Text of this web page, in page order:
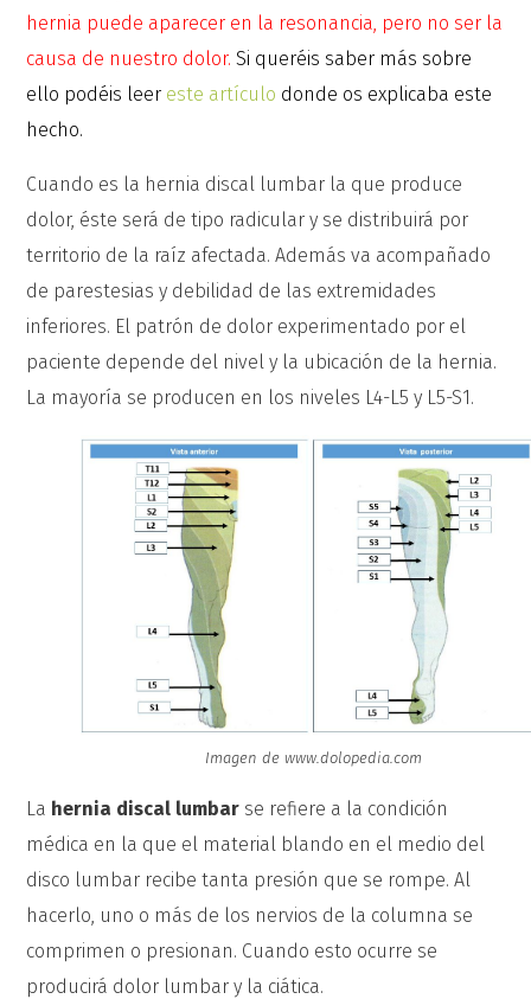
hernia puede aparecer en la resonancia, pero no ser la
causa de nuestro dolor. Si queréis saber más sobre
ello podéis leer este artículo donde os explicaba este
hecho.
Cuando es la hernia discal lumbar la que produce
dolor, éste será de tipo radicular y se distribuirá por
territorio de la raíz afectada. Además va acompañado
de parestesias y debilidad de las extremidades
inferiores. El patrón de dolor experimentado por el
paciente depende del nivel y la ubicación de la hernia.
La mayoría se producen en los niveles L4-L5 y L5-S1.
Imagen de www.dolopedia.com
La hernia discal lumbar se refiere a la condición
médica en la que el material blando en el medio del
disco lumbar recibe tanta presión que se rompe. Al
hacerlo, uno o más de los nervios de la columna se
comprimen o presionan. Cuando esto ocurre se
producirá dolor lumbar y la ciática.